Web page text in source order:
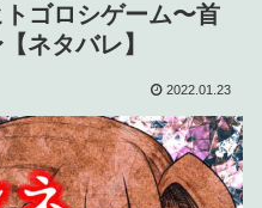
ゴロシゲーム〜首
ネタバレ】
2022.01.23